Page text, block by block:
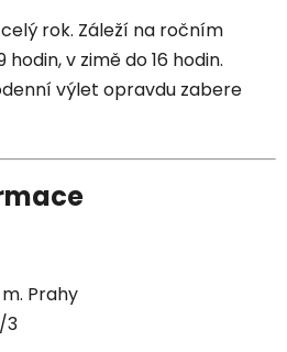
rok. Záleží na ročním
v zimě do 16 hodin.
výlet opravdu zabere
Prahy
3